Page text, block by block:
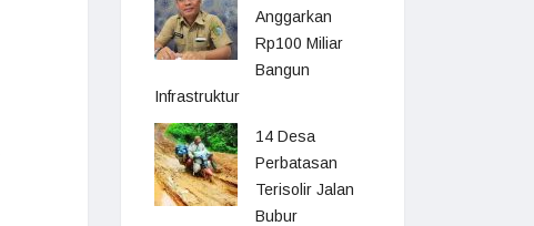
Anggarkan
Rp100 Miliar
Bangun
Infrastruktur
14 Desa
Perbatasan
Terisolir Jalan
Bubur